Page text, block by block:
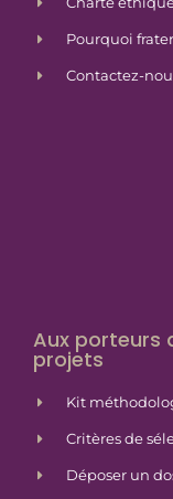
Pourquoi
Contactez-
Aux porteurs
projets
Kit
Critères de
Déposer un